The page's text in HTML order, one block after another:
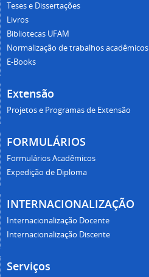
Teses e Dissertações
Livros
Bibliotecas UFAM
Normalização de trabalhos acadêmicos
E-Books
Extensão
Projetos e Programas de Extensão
FORMULÁRIOS
Formulários Acadêmicos
Expedição de Diploma
INTERNACIONALIZAÇÃO
Internacionalização Docente
Internacionalização Discente
Serviços